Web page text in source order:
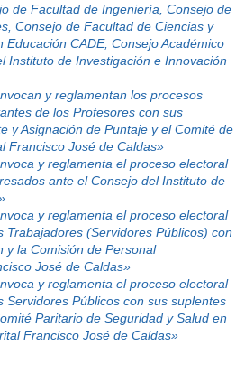
de Facultad de Ingeniería, Consejo de
Consejo de Facultad de Ciencias y
CADE, Consejo Académico
Instituto de Investigación e Innovación
y reglamentan los procesos
de los Profesores con sus
y Asignación de Puntaje y el Comité de
Francisco José de Caldas»
y reglamenta el proceso electoral
ante el Consejo del Instituto de
y reglamenta el proceso electoral
(Servidores Públicos) con
y la Comisión de Personal
José de Caldas»
y reglamenta el proceso electoral
Públicos con sus suplentes
Paritario de Seguridad y Salud en
Francisco José de Caldas»